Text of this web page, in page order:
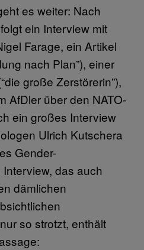
es weiter: Nach
ein Interview mit
Farage, ein Artikel
nach Plan”), einer
große Zerstörerin”),
AfDler über den NATO-
ein großes Interview
Ulrich Kutschera
Gender-
Interview, das auch
dämlichen
so strotzt, enthält